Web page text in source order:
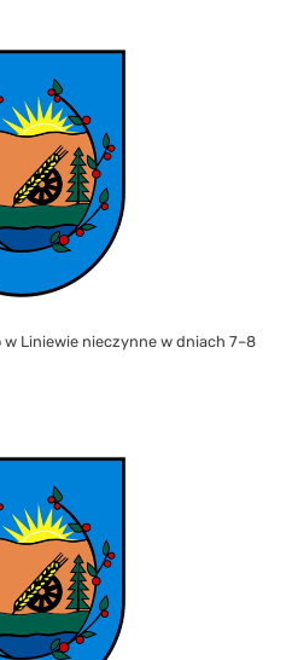
Liniewie nieczynne w dniach 7–8